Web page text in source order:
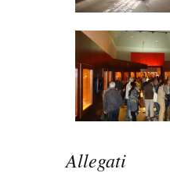
Allegati